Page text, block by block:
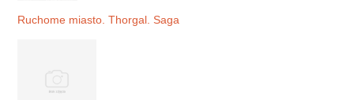
Ruchome miasto. Thorgal. Saga